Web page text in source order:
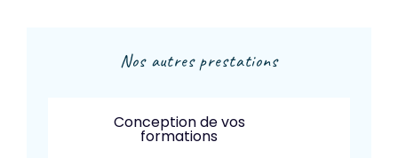
Nos autres prestations
Conception de vos
formations